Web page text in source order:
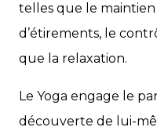
telles que le
d’étirements, le
que la relaxation.
Le Yoga engage le
découverte de lui-